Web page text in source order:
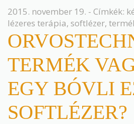
2015. november 19. - Címkék:
lézeres terápia, softlézer,
TERMÉK
EGY BÓVLI
SOFTLÉZER?